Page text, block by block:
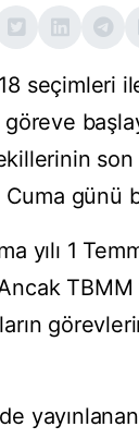
seçimleri
son
günü
yılı 1